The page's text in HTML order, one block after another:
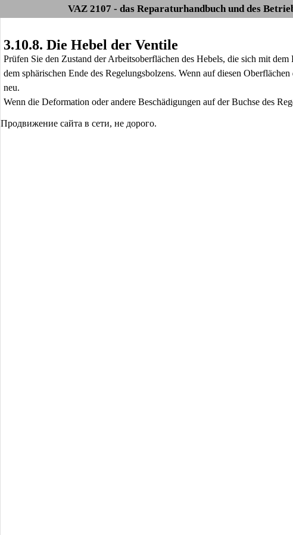
VAZ 2107 - das Reparaturhandbuch und des
3.10.8. Die Hebel der Ventile
Prüfen Sie den Zustand der Arbeitsoberflächen des Hebels, die sich mit
dem sphärischen Ende des Regelungsbolzens. Wenn auf diesen
neu.
Wenn die Deformation oder andere Beschädigungen auf der Buchse des
Продвижение сайта в сети, не дорого.